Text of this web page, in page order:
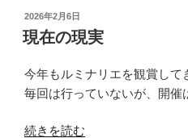
り
ゆ
も
の”
投
稿
日:
2026年2月6日
現在の現実
今年もルミナリエを観賞して
毎回は行っていないが、開催
“現
続きを読む